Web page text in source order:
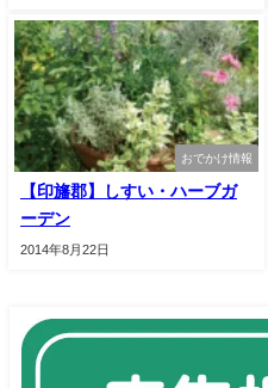
おでかけ情報
【印旛郡】しすい・ハーブガ
ーデン
2014年8月22日